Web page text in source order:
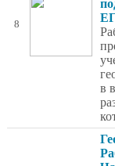
8
в